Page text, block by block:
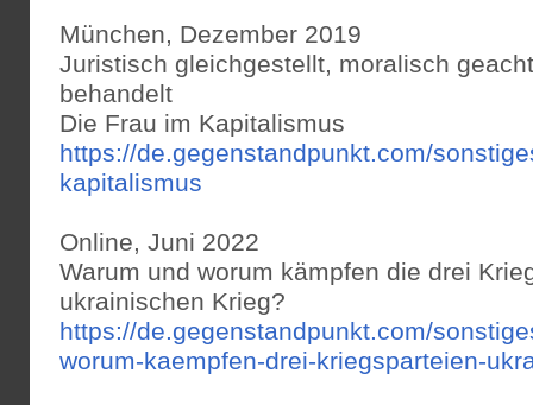
München, Dezember 2019
Juristisch gleichgestellt, moralisch
behandelt
Die Frau im Kapitalismus
https://de.gegenstandpunkt.com/
kapitalismus
Online, Juni 2022
Warum und worum kämpfen die drei
ukrainischen Krieg?
https://de.gegenstandpunkt.com/
worum-kaempfen-drei-kriegsparteien-